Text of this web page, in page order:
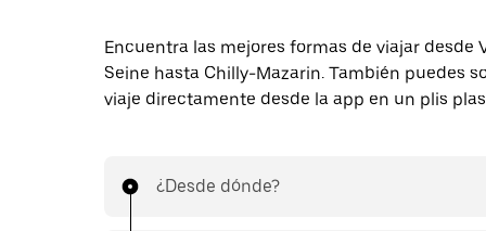
Encuentra las mejores formas de viajar desde
Seine hasta Chilly-Mazarin. También puedes
viaje directamente desde la app en un plis
¿Desde dónde?